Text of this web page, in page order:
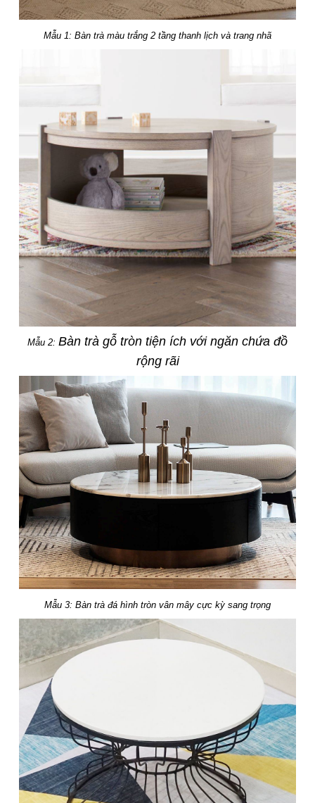
Mẫu 1: Bàn trà màu trắng 2 tầng thanh lịch và trang nhã
Mẫu 2: Bàn trà gỗ tròn tiện ích với ngăn chứa đồ
rộng rãi
Mẫu 3: Bàn trà đá hình tròn vân mây cực kỳ sang trọng